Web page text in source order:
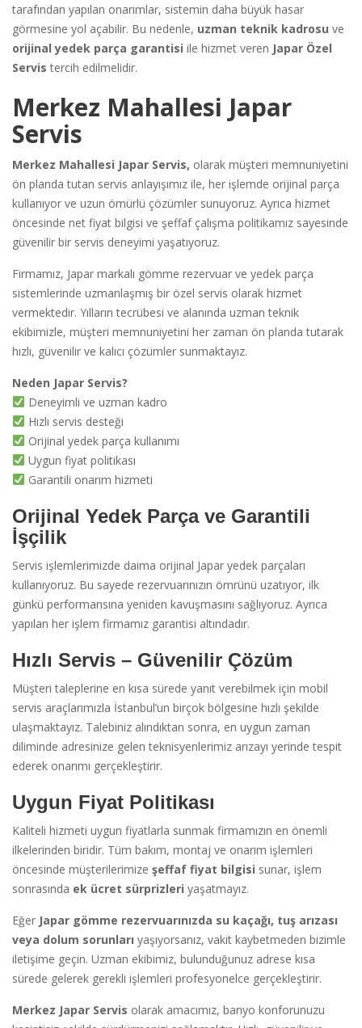
tarafından yapılan onarımlar, sistemin daha büyük hasar
görmesine yol açabilir. Bu nedenle, uzman teknik kadrosu ve
orijinal yedek parça garantisi ile hizmet veren Japar Özel
Servis tercih edilmelidir.
Merkez Mahallesi Japar
Servis
Merkez Mahallesi Japar Servis, olarak müşteri memnuniyetini
ön planda tutan servis anlayışımız ile, her işlemde orijinal parça
kullanıyor ve uzun ömürlü çözümler sunuyoruz. Ayrıca hizmet
öncesinde net fiyat bilgisi ve şeffaf çalışma politikamız sayesinde
güvenilir bir servis deneyimi yaşatıyoruz.
Firmamız, Japar markalı gömme rezervuar ve yedek parça
sistemlerinde uzmanlaşmış bir özel servis olarak hizmet
vermektedir. Yılların tecrübesi ve alanında uzman teknik
ekibimizle, müşteri memnuniyetini her zaman ön planda tutarak
hızlı, güvenilir ve kalıcı çözümler sunmaktayız.
Neden Japar Servis?
Deneyimli ve uzman kadro
Hızlı servis desteği
Orijinal yedek parça kullanımı
Uygun fiyat politikası
Garantili onarım hizmeti
Orijinal Yedek Parça ve Garantili
İşçilik
Servis işlemlerimizde daima orijinal Japar yedek parçaları
kullanıyoruz. Bu sayede rezervuarınızın ömrünü uzatıyor, ilk
günkü performansına yeniden kavuşmasını sağlıyoruz. Ayrıca
yapılan her işlem firmamız garantisi altındadır.
Hızlı Servis – Güvenilir Çözüm
Müşteri taleplerine en kısa sürede yanıt verebilmek için mobil
servis araçlarımızla İstanbul’un birçok bölgesine hızlı şekilde
ulaşmaktayız. Talebiniz alındıktan sonra, en uygun zaman
diliminde adresinize gelen teknisyenlerimiz arızayı yerinde tespit
ederek onarımı gerçekleştirir.
Uygun Fiyat Politikası
Kaliteli hizmeti uygun fiyatlarla sunmak firmamızın en önemli
ilkelerinden biridir. Tüm bakım, montaj ve onarım işlemleri
öncesinde müşterilerimize şeffaf fiyat bilgisi sunar, işlem
sonrasında ek ücret sürprizleri yaşatmayız.
Eğer Japar gömme rezervuarınızda su kaçağı, tuş arızası
veya dolum sorunları yaşıyorsanız, vakit kaybetmeden bizimle
iletişime geçin. Uzman ekibimiz, bulunduğunuz adrese kısa
sürede gelerek gerekli işlemleri profesyonelce gerçekleştirir.
Merkez Japar Servis olarak amacımız, banyo konforunuzu